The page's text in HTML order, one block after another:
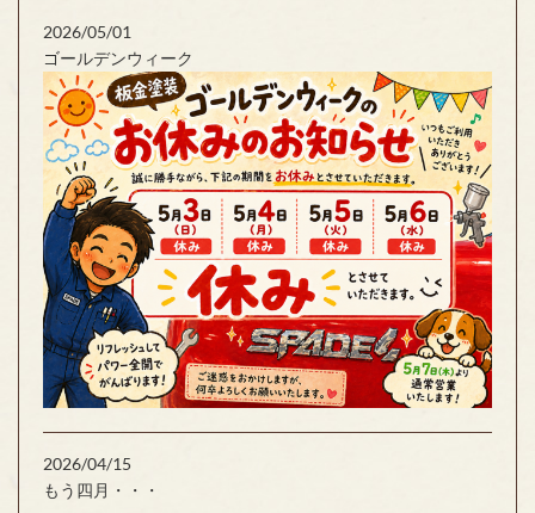
2026/05/01
ゴールデンウィーク
2026/04/15
もう四月・・・